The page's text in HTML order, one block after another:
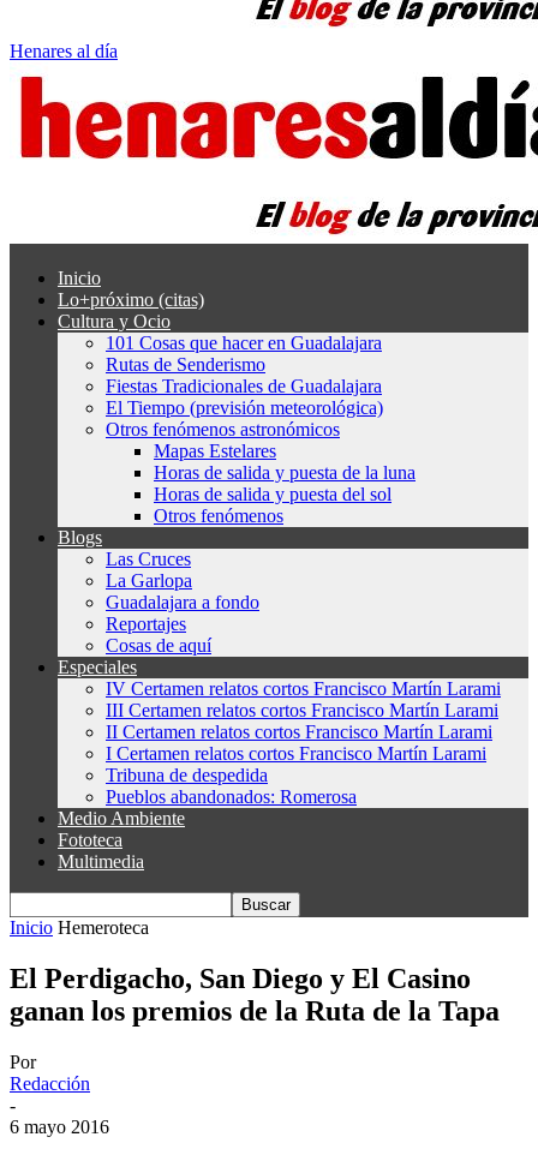
Henares al día
Inicio
Lo+próximo (citas)
Cultura y Ocio
101 Cosas que hacer en Guadalajara
Rutas de Senderismo
Fiestas Tradicionales de Guadalajara
El Tiempo (previsión meteorológica)
Otros fenómenos astronómicos
Mapas Estelares
Horas de salida y puesta de la luna
Horas de salida y puesta del sol
Otros fenómenos
Blogs
Las Cruces
La Garlopa
Guadalajara a fondo
Reportajes
Cosas de aquí
Especiales
IV Certamen relatos cortos Francisco Martín Larami
III Certamen relatos cortos Francisco Martín Larami
II Certamen relatos cortos Francisco Martín Larami
I Certamen relatos cortos Francisco Martín Larami
Tribuna de despedida
Pueblos abandonados: Romerosa
Medio Ambiente
Fototeca
Multimedia
Inicio Hemeroteca
El Perdigacho, San Diego y El Casino
ganan los premios de la Ruta de la Tapa
Por
Redacción
-
6 mayo 2016